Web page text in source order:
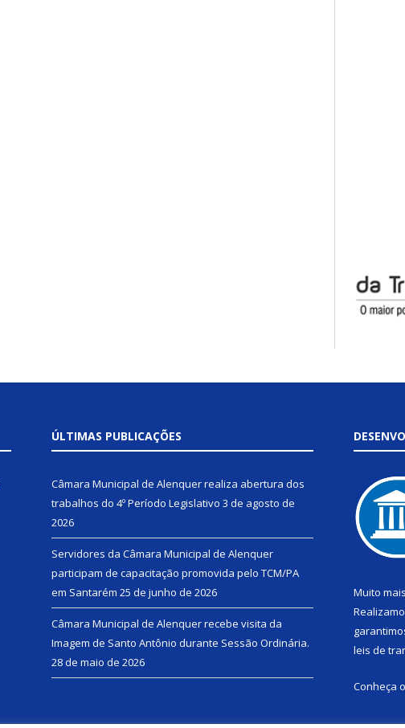
ÚLTIMAS PUBLICAÇÕES
Câmara Municipal de Alenquer realiza abertura dos
trabalhos do 4º Período Legislativo 3 de agosto de
2026
Servidores da Câmara Municipal de Alenquer
participam de capacitação promovida pelo TCM/PA
em Santarém 25 de junho de 2026
Câmara Municipal de Alenquer recebe visita da
Imagem de Santo Antônio durante Sessão Ordinária.
28 de maio de 2026
Muito
leis de
Conheça o